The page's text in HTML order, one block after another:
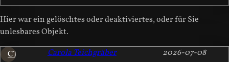
Hier war ein gelöschtes oder deaktiviertes, oder für Sie
unlesbares Objekt.
CT
2026-07-08
Carola Teichgräber